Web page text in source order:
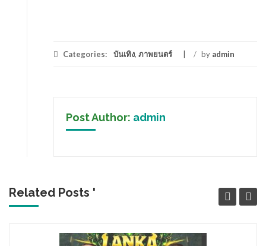
Categories: บันเทิง, ภาพยนตร์ / by admin
Post Author: admin
Related Posts '